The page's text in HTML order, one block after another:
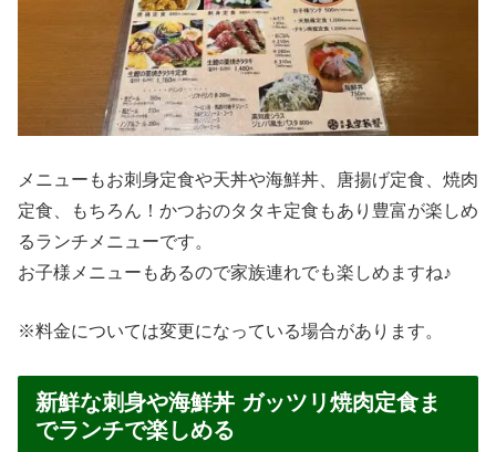
メニューもお刺身定食や天丼や海鮮丼、唐揚げ定食、焼肉
定食、もちろん！かつおのタタキ定食もあり豊富が楽しめ
るランチメニューです。
お子様メニューもあるので家族連れでも楽しめますね♪
※料金については変更になっている場合があります。
新鮮な刺身や海鮮丼 ガッツリ焼肉定食ま
でランチで楽しめる